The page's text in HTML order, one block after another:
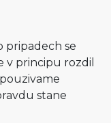
pripadech se
v principu rozdil
stane